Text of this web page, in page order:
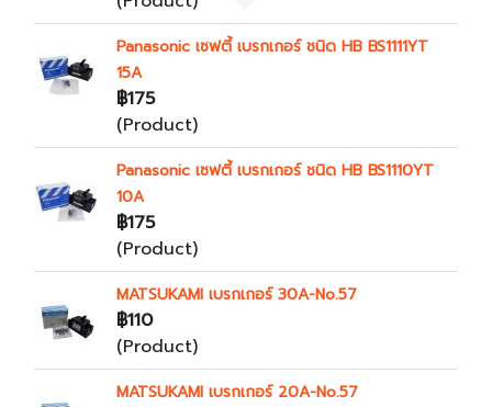
Panasonic เซฟตี้ เบรกเกอร์ ชนิด HB BS1111YT
15A
฿175
(Product)
Panasonic เซฟตี้ เบรกเกอร์ ชนิด HB BS1110YT
10A
฿175
(Product)
MATSUKAMI เบรกเกอร์ 30A-No.57
฿110
(Product)
MATSUKAMI เบรกเกอร์ 20A-No.57